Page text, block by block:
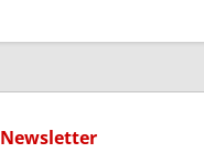
Newsletter